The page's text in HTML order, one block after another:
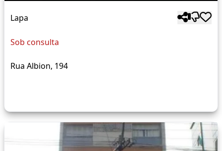
Lapa
Sob consulta
Rua Albion, 194